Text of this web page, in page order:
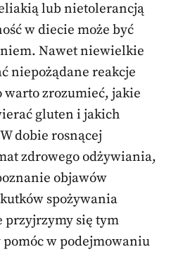
lub nietolerancją
w diecie może być
Nawet niewielkie
niepożądane reakcje
zrozumieć, jakie
gluten i jakich
dobie rosnącej
zdrowego odżywiania,
objawów
spożywania
przyjrzymy się tym
w podejmowaniu